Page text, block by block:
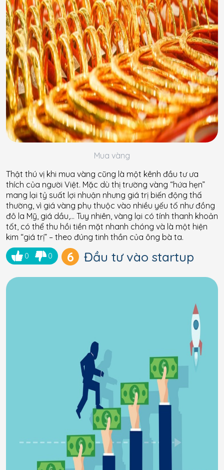
Mua vàng
Thật thú vị khi mua vàng cũng là một kênh đầu tư ưa
thích của người Việt. Mặc dù thị trường vàng “hứa hẹn”
mang lại tỷ suất lợi nhuận nhưng giá trị biến động thấ
thường, vì giá vàng phụ thuộc vào nhiều yếu tố như đồng
đô la Mỹ, giá dầu,… Tuy nhiên, vàng lại có tính thanh khoản
tốt, có thể thu hồi tiền mặt nhanh chóng và là một hiện
kim “giá trị” – theo đúng tinh thần của ông bà ta.
0 0 6 Đầu tư vào startup